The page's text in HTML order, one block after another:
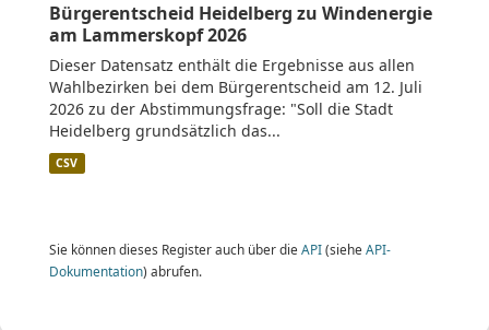
Bürgerentscheid Heidelberg zu Windenergie
am Lammerskopf 2026
Dieser Datensatz enthält die Ergebnisse aus allen
Wahlbezirken bei dem Bürgerentscheid am 12. Juli
2026 zu der Abstimmungsfrage: "Soll die Stadt
Heidelberg grundsätzlich das...
CSV
Sie können dieses Register auch über die API(siehe API-
Dokumentation) abrufen.